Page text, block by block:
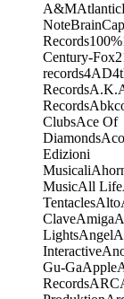
A&MAtlantic
NoteBrain
Records100%
Century-Fox
records4AD
Records
Records
ClubsAce Of
Diamonds
Edizioni
Musicali
MusicAll Life
TentaclesAlto
ClaveAmiga
LightsAngel
Interactive
Gu-GaApple
RecordsARC